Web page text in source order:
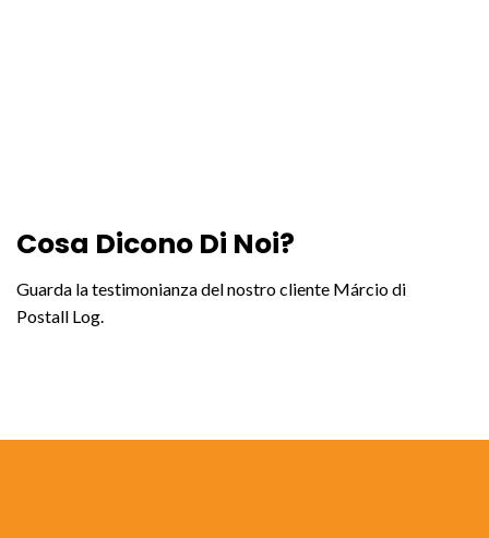
Cosa Dicono Di Noi?
Guarda la testimonianza del nostro cliente Márcio di
Postall Log.